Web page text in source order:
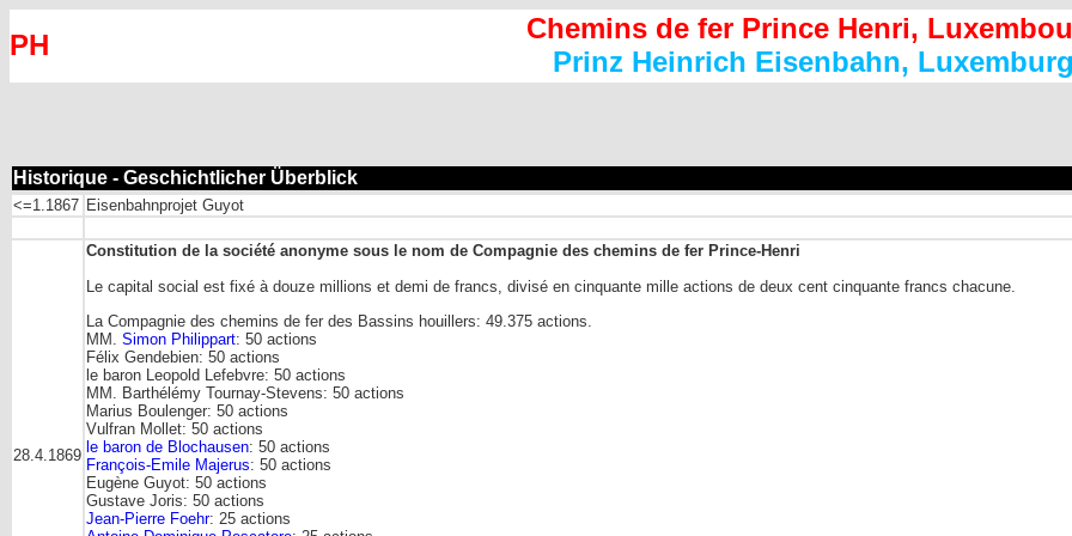
PH
Chemins de fer Prince Henri,
Prinz Heinrich Eisenbahn,
Historique - Geschichtlicher Überblick
<=1.1867 Eisenbahnprojet Guyot
28.4.1869
Constitution de la société anonyme sous le nom de Compagnie des chemins de fer Prince-Henri
Le capital social est fixé à douze millions et demi de francs, divisé en cinquante mille actions de deux cent cinquante francs chacune.
La Compagnie des chemins de fer des Bassins houillers: 49.375 actions.
MM. Simon Philippart: 50 actions
Félix Gendebien: 50 actions
le baron Leopold Lefebvre: 50 actions
MM. Barthélémy Tournay-Stevens: 50 actions
Marius Boulenger: 50 actions
Vulfran Mollet: 50 actions
le baron de Blochausen: 50 actions
François-Emile Majerus: 50 actions
Eugène Guyot: 50 actions
Gustave Joris: 50 actions
Jean-Pierre Foehr: 25 actions